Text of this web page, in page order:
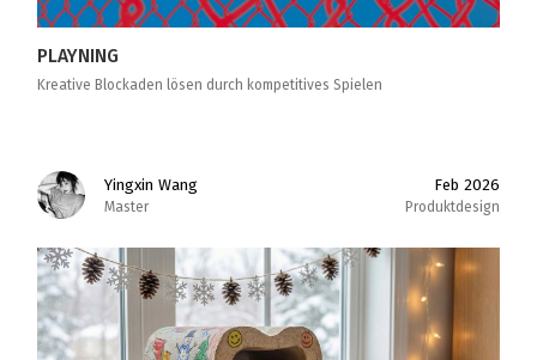
PLAYNING
Kreative Blockaden lösen durch kompetitives Spielen
Yingxin Wang
Master
Feb 2026
Produktdesign